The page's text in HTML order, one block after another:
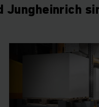
Jungheinrich